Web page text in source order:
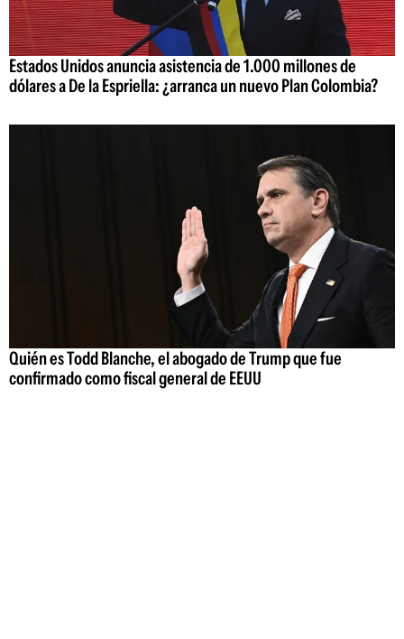
Estados Unidos anuncia asistencia de 1.000 millones de
dólares a De la Espriella: ¿arranca un nuevo Plan Colombia?
Quién es Todd Blanche, el abogado de Trump que fue
confirmado como fiscal general de EEUU